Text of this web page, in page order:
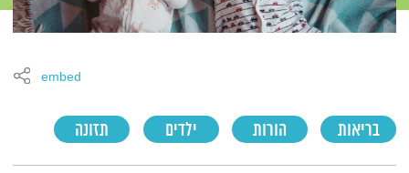
בריאות הורות ילדים תזונה
embed